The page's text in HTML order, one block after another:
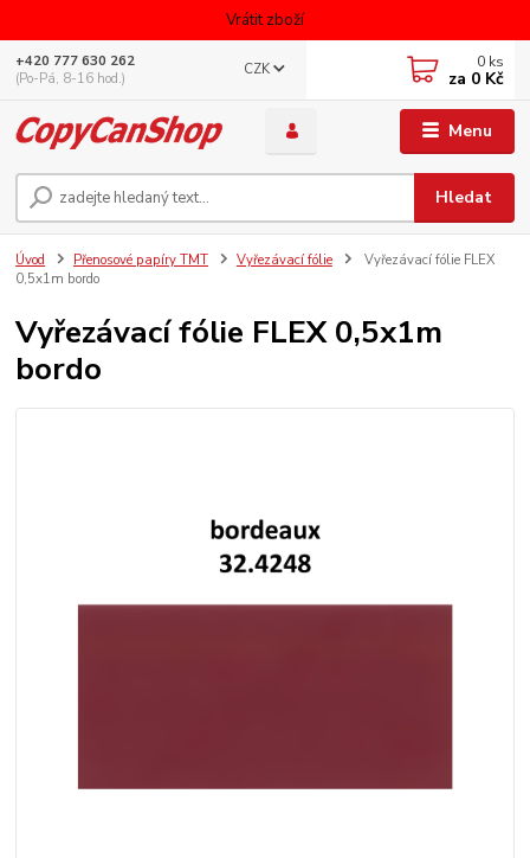
Vrátit zboží
Menu
CZK
Hledat
+420 777 630 262
(Po-Pá, 8-16 hod.)
0 ks
za 0 Kč
Úvod Přenosové papíry TMT Vyřezávací fólie
Vyřezávací fólie FLEX
0,5x1m bordo
Vyřezávací fólie FLEX 0,5x1m
bordo